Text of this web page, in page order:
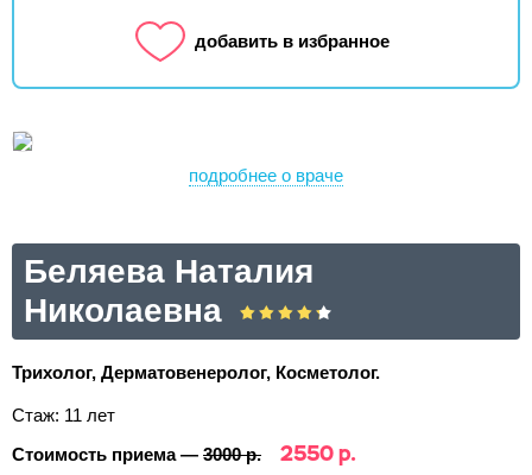
добавить в избранное
подробнее о враче
Беляева Наталия
Николаевна
Трихолог, Дерматовенеролог, Косметолог.
Стаж: 11 лет
Стоимость приема — 3000 р. 2550 р.